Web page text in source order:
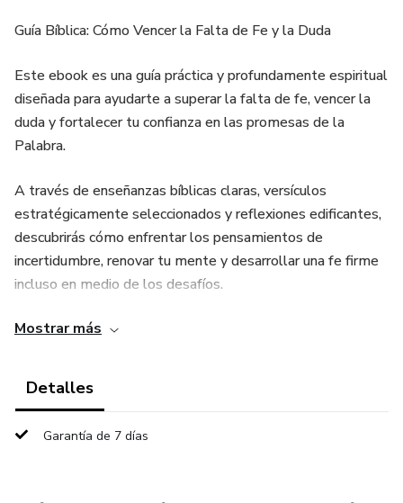
Guía Bíblica: Cómo Vencer la Falta de Fe y la Duda
Este ebook es una guía práctica y profundamente espiritual
diseñada para ayudarte a superar la falta de fe, vencer la
duda y fortalecer tu confianza en las promesas de la
Palabra.
A través de enseñanzas bíblicas claras, versículos
estratégicamente seleccionados y reflexiones edificantes,
descubrirás cómo enfrentar los pensamientos de
incertidumbre, renovar tu mente y desarrollar una fe firme
incluso en medio de los desafíos.
El contenido está organizado de forma progresiva,
segura, confiada y alineada con la voluntad de Dios.
No es solo teoría, es una herramienta transformadora para
Mostrar más
Detalles
Garantía de 7 días